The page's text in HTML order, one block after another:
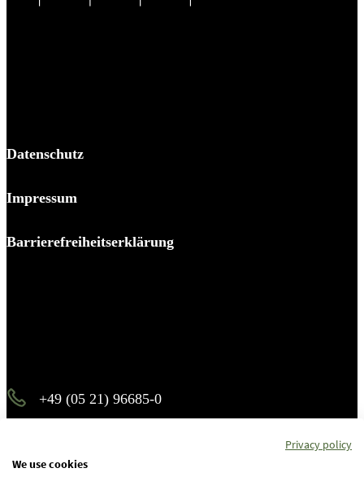
Datenschutz
Impressum
Barrierefreiheitserklärung
+49 (05 21) 96685-0
Privacy policy
We use cookies